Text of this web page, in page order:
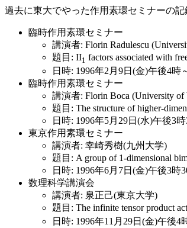
過去に東大でやった作用素環セミナーの記
臨時作用素環セミナー
講演者: Florin Radulescu
題目: II1 factors associated with
日時: 1996年2月9日(金)午後4時
臨時作用素環セミナー
講演者: Florin Boca (University of
題目: The structure of higher-
日時: 1996年5月29日(水)午後3
東京作用素環セミナー
講演者: 幸崎秀樹(九州大学)
題目: A group of 1-dimensional
日時: 1996年6月7日(金)午後3時
数理科学講演会
講演者: 泉正己(東京大学)
題目: The infinite tensor product
日時: 1996年11月29日(金)午後4